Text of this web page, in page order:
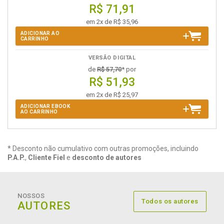
R$ 71,91
em 2x de R$ 35,96
ADICIONAR AO
CARRINHO
VERSÃO DIGITAL
de R$ 57,70* por
R$ 51,93
em 2x de R$ 25,97
ADICIONAR EBOOK
AO CARRINHO
* Desconto não cumulativo com outras promoções, incluindo
P.A.P., Cliente Fiel e desconto de autores
NOSSOS
AUTORES Todos os autores